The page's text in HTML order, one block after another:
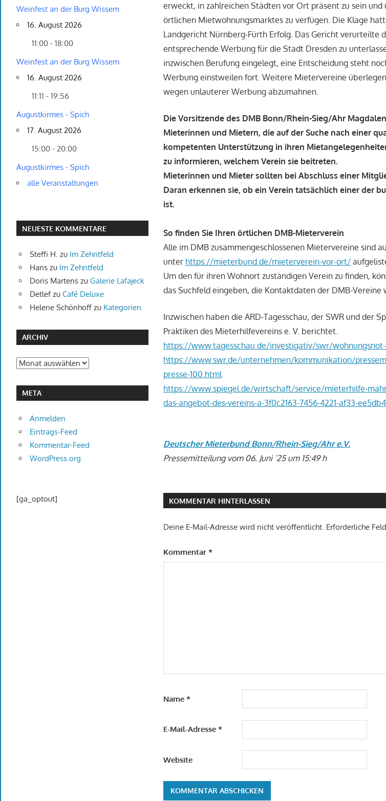
erweckt, in zahlreichen Städten vor Ort präsent zu sein und
örtlichen Mietwohnungsmarktes zu verfügen. Die Klage
Landgericht Nürnberg-Fürth Erfolg. Das Gericht verurteilte
entsprechende Werbung für die Stadt Dresden zu
inzwischen Berufung eingelegt, eine Entscheidung steht
Werbung einstweilen fort. Weitere Mietervereine
wegen unlauterer Werbung abzumahnen.
Die Vorsitzende des DMB Bonn/Rhein-Sieg/Ahr
Mieterinnen und Mietern, die auf der Suche nach einer
kompetenten Unterstützung in ihren
zu informieren, welchem Verein sie beitreten.
Mieterinnen und Mieter sollten bei Abschluss einer
Daran erkennen sie, ob ein Verein tatsächlich einer der
ist.
So finden Sie Ihren örtlichen DMB-Mieterverein
Alle im DMB zusammengeschlossenen Mietervereine sind
unter https://mieterbund.de/mieterverein-vor-ort/
Um den für ihren Wohnort zuständigen Verein zu finden,
das Suchfeld eingeben, die Kontaktdaten der DMB-Vereine
Inzwischen haben die ARD-Tagesschau, der SWR und der
Praktiken des Mieterhilfevereins e. V. berichtet.
https://www.tagesschau.de/investigativ/swr/
https://www.swr.de/unternehmen/kommunikation/
presse-100.html
https://www.spiegel.de/wirtschaft/service/mieterhilfe-
das-angebot-des-vereins-a-3f0c2163-7456-4221-af33-
Deutscher Mieterbund Bonn/Rhein-Sieg/Ahr e.V.
Pressemitteilung vom 06. Juni ’25 um 15:49 h
KOMMENTAR HINTERLASSEN
Deine E-Mail-Adresse wird nicht veröffentlicht. Erforderliche
Kommentar*
Name*
E-Mail-Adresse*
Website
Weinfest an der Burg Wissem
16. August 2026
11:00 - 18:00
Weinfest an der Burg Wissem
16. August 2026
11:11 - 19:56
Augustkirmes - Spich
17. August 2026
15:00 - 20:00
Augustkirmes - Spich
alle Veranstaltungen
NEUESTE KOMMENTARE
Steffi H. zu Im Zehntfeld
Hanszu Im Zehntfeld
Doris Martenszu Galerie Lafajeck
Detlefzu Café Deluxe
Helene Schönhoffzu Kategorien
ARCHIV
Archiv
META
Anmelden
Eintrags-Feed
Kommentar-Feed
WordPress.org
[ga_optout]